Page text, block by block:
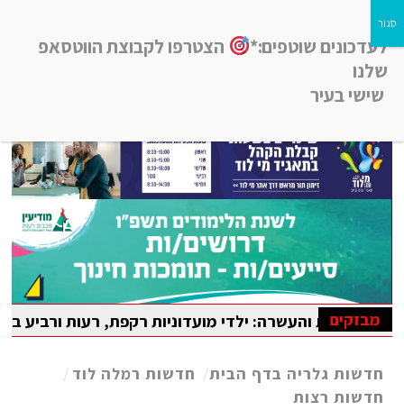
חדשות רמלה לוד, חדשות רחובות, חדשות נס-ציונה והסביבה
מבזקים
והעשרה: ילדי מועדוניות רקפת, רעות ורביע בלוד נהנו
חדשות גלריה בדף הבית/ חדשות רמלה לוד /
חדשות רצות
לעדכונים שוטפים:*
הצטרפו לקבוצת הווטסאפ
שלנו
שישי בעיר